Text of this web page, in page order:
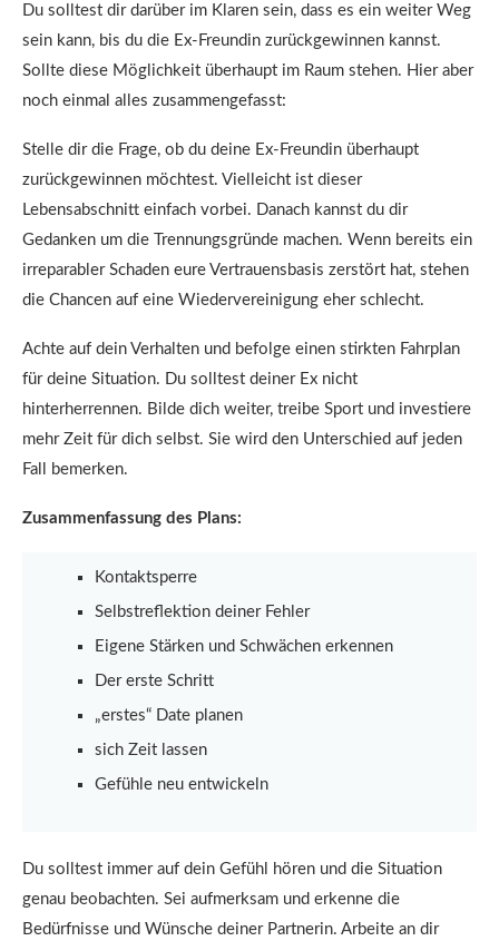
Du solltest dir darüber im Klaren sein, dass es ein weiter Weg
sein kann, bis du die Ex-Freundin zurückgewinnen kannst.
Sollte diese Möglichkeit überhaupt im Raum stehen. Hier aber
noch einmal alles zusammengefasst:
Stelle dir die Frage, ob du deine Ex-Freundin überhaupt
zurückgewinnen möchtest. Vielleicht ist dieser
Lebensabschnitt einfach vorbei. Danach kannst du dir
Gedanken um die Trennungsgründe machen. Wenn bereits ein
irreparabler Schaden eure Vertrauensbasis zerstört hat, stehen
die Chancen auf eine Wiedervereinigung eher schlecht.
Achte auf dein Verhalten und befolge einen stirkten Fahrplan
für deine Situation. Du solltest deiner Ex nicht
hinterherrennen. Bilde dich weiter, treibe Sport und investiere
mehr Zeit für dich selbst. Sie wird den Unterschied auf jeden
Fall bemerken.
Zusammenfassung des Plans:
Kontaktsperre
Selbstreflektion deiner Fehler
Eigene Stärken und Schwächen erkennen
Der erste Schritt
„erstes“ Date planen
sich Zeit lassen
Gefühle neu entwickeln
Du solltest immer auf dein Gefühl hören und die Situation
genau beobachten. Sei aufmerksam und erkenne die
Bedürfnisse und Wünsche deiner Partnerin. Arbeite an dir